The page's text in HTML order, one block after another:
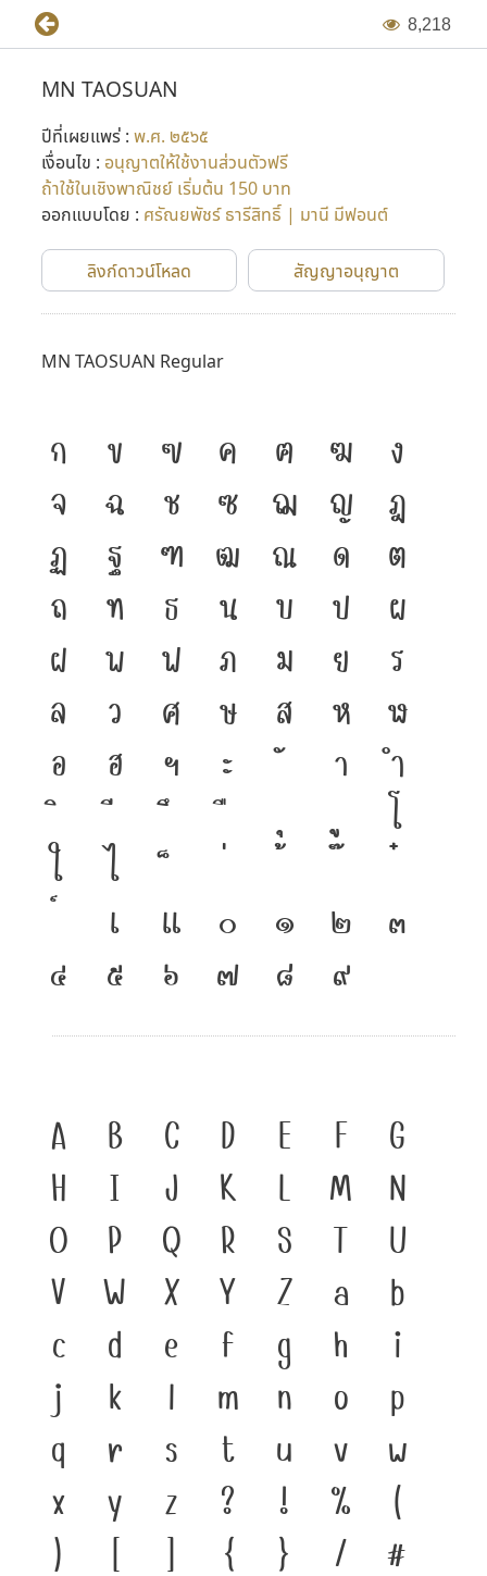
8,218
MN TAOSUAN
ปีที่เผยแพร่ : พ.ศ. ๒๕๖๕
เงื่อนไข : อนุญาตให้ใช้งานส่วนตัวฟรี
ถ้าใช้ในเชิงพาณิชย์ เริ่มต้น 150 บาท
ออกแบบโดย : ศรัณยพัชร์ ธารีสิทธิ์ | มานี มีฟอนต์
ลิงก์ดาวน์โหลด สัญญาอนุญาต
MN TAOSUAN Regular
ก ข ฃ ค ฅ ฆ
ง
จ
ฉ ช ซ ฌ ญ
ฎ
ฏ
ฐ ฑ ฒ ณ ด
ต
ถ
ท ธ น บ ป
ผ
ฝ
พ ฟ ภ ม ย
ร
ล
ว ศ ษ ส ห
ฬ
อ
ฮ ฯ ะ า
ำ
โ
ใ
ไ
เ
แ ๐ ๑ ๒
๓
๔
๕ ๖ ๗ ๘ ๙
A B C D E F
G
H
I J K L M
N
O
P Q R S T
U
V
W X Y Z a
b
c
d e f g h
i
j
k l m n o
p
q
r s t u v
w
x
y z ? ! %
(
)
[ ] { } /
#